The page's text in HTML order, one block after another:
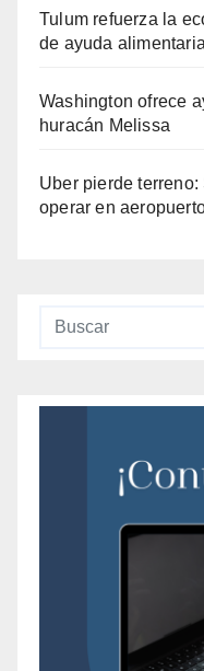
Tulum refuerza la
de ayuda alimentaria
Washington ofrece
huracán Melissa
Uber pierde
operar en